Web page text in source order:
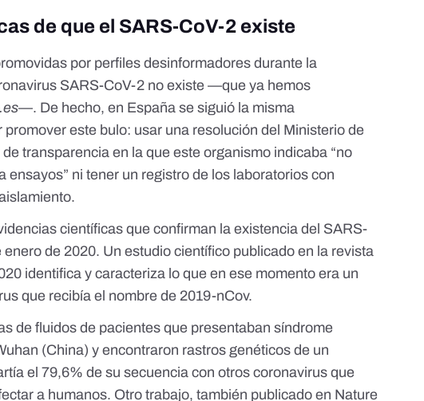
de que el SARS-CoV-2 existe
por perfiles desinformadores durante la
SARS-CoV-2 no existe —que ya hemos
—. De hecho, en España se siguió la misma
promover este bulo: usar una resolución del Ministerio de
transparencia en la que este organismo indicaba “no
ensayos” ni tener un registro de los laboratorios con
científicas que confirman la existencia del SARS-
de 2020. Un estudio científico publicado en la revista
identifica y caracteriza lo que en ese momento era un
que recibía el nombre de 2019-nCov.
de fluidos de pacientes que presentaban síndrome
(China) y encontraron rastros genéticos de un
el 79,6% de su secuencia con otros coronavirus que
a humanos. Otro trabajo,también publicado en Nature